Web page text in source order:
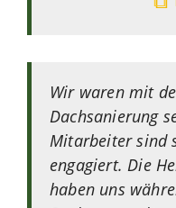
Wir waren mit
Dachsanierung
Mitarbeiter sind
engagiert. Die
haben uns